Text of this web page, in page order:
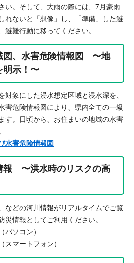
い。そして、大雨の際には、7月豪雨
れないと「想像」し、「準備」した避
避難行動に移ってください。
図、水害危険情報図 〜​地
明示！〜​
象にした浸水想定区域と浸水深を、
害危険情報図により、県内全ての一級
す。日頃から、お住まいの地域の水害
水害危険情報図
報 〜洪水時のリスクの高
などの河川情報がリアルタイムでご覧
災情報としてご利用ください。
（パソコン）
（スマートフォン）